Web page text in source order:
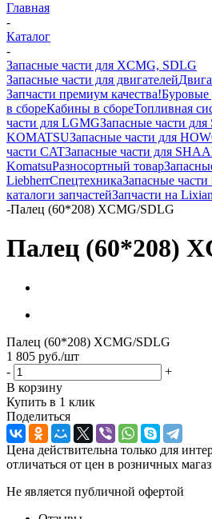
Главная
-
Каталог
-
Запасные части для XCMG, SDLG
Запасные части для двигателей
Запчасти премиум качества!Буровые
в сбореКабины в сбореТопливная
части для LGMGЗапасные части
KOMATSUЗапасные части для
части CATЗапасные части для
KomatsuРазносортный товар
LiebherrСпецтехникаЗапасные
каталоги запчастейЗапчасти на
-Палец (60*208) XCMG/SDLG
Палец (60*208)
Палец (60*208) XCMG/SDLG
1 805 руб./шт
-
+
В корзину
Купить в 1 клик
Поделиться
Цена действительна только для
отличаться от цен в розничных
Не является публичной офертой